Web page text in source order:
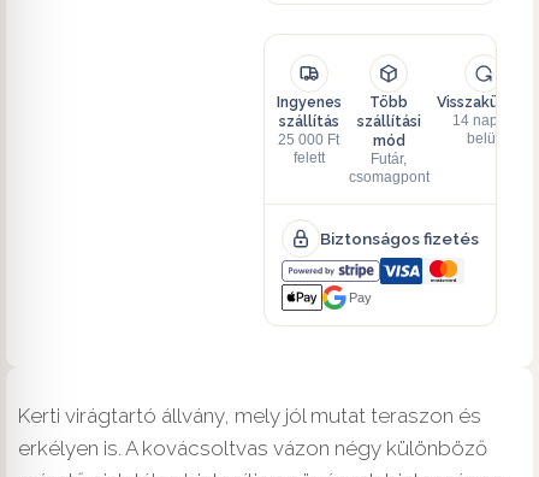
Ingyenes
szállítás
25 000 Ft
felett
Több
szállítási
mód
Futár,
csomagpont
Visszaküldés
14 napon
belül
Biztonságos fizetés
Pay
Kerti virágtartó állvány, mely jól mutat teraszon és
erkélyen is. A kovácsoltvas vázon négy különböző